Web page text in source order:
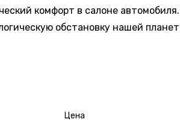
комфорт в салоне
обстановку нашей
Цена